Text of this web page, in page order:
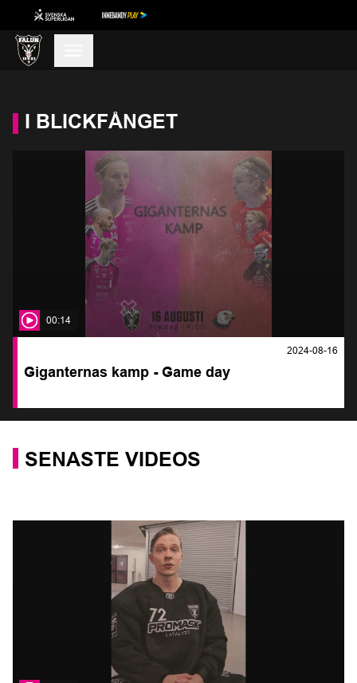
I BLICKFÅNGET
00:14
2024-08-16
Giganternas kamp - Game day
SENASTE VIDEOS